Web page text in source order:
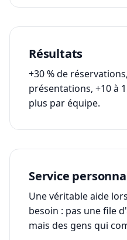
Résultats
+30 % de
présentations, +10 à
plus par équipe.
Service
Une véritable aide
besoin : pas une file
mais des gens qui